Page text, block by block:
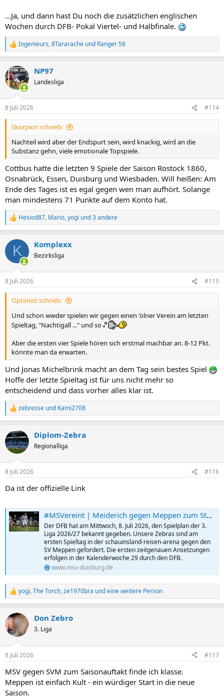
...Ja, und dann hast Du noch die zusätzlichen englischen
Wochen durch DFB- Pokal Viertel- und Halbfinale.
R
e
k
t
i
e
n
Ingenieurs,8Tararache und Ranger 58
NP97
Landesliga
8 Juli 2026 #114
Skorpion schrieb:
Nachteil wird aber der Endspurt sein, wird knackig, wird an die
Substanz gehn, viele emotionale Topspiele.
Cottbus hatte die letzten 9 Spiele der Saison Rostock 1860,
Osnabrück, Essen, Duisburg und Wiesbaden. Will heißen: Am
Ende des Tages ist es egal gegen wen man aufhört. Solange
man mindestens 71 Punkte auf dem Konto hat.
R
e
k
i
e
n
Hesiod87, Mario,yogi und 3 andere
K Komplexx
Bezirksliga
8 Juli 2026 #115
Optimist schrieb:
Und schon wieder spielen wir gegen einen 'ölner Verein am letzten
Spieltag, "Nachtigall ..." und so
Aber die ersten vier Spiele hören sich erstmal machbar an. 8-12 Pkt.
könnte man da erwarten.
Und Jonas Michelbrink macht an dem Tag sein bestes Spiel
Hoffe der letzte Spieltag ist für uns nicht mehr so
entscheidend und dass vorher alles klar ist.
R
e
k
t
i
e
:
zebresse und Kami2708
Diplom-Zebra
Regionalliga
8 Juli 2026 #116
Da ist der offizielle Link
#MSVereint | Meiderich gegen Meppen zum Start: das ist der Drittliga-Spielplan 2026/27
Der DFB hat am Mittwoch, 8. Juli 2026, den Spielplan der 3.
Liga 2026/27 bekannt gegeben. Unsere Zebras sind am
ersten Spieltag in der schauinsland-reisen-arena gegen den
SV Meppen gefordert. Die ersten zeitgenauen Ansetzungen
erfolgen in der Kalenderwoche 29 durch den DFB.
www.msv-duisburg.de
R
e
k
t
i
e
:
yogi,The Torch,ze1970bra und eine weitere Person
Don Zebro
3. Liga
8 Juli 2026 #117
MSV gegen SVM zum Saisonauftakt finde ich klasse.
Meppen ist einfach Kult - ein würdiger Start in die neue
Saison.